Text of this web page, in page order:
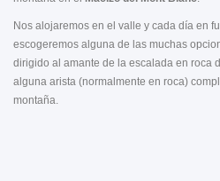
Nos alojaremos en el valle y cada día en
escogeremos alguna de las muchas
dirigido al amante de la escalada en roca
alguna arista (normalmente en roca)
montaña.